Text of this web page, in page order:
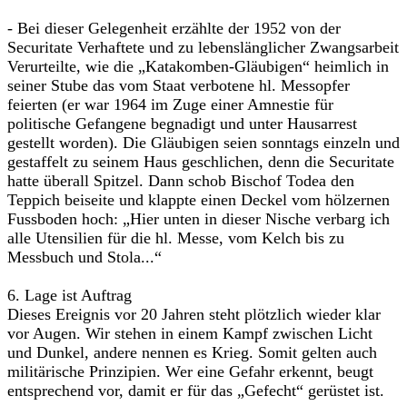
- Bei dieser Gelegenheit erzählte der 1952 von der
Securitate Verhaftete und zu lebenslänglicher Zwangsarbeit
Verurteilte, wie die „Katakomben-Gläubigen“ heimlich in
seiner Stube das vom Staat verbotene hl. Messopfer
feierten (er war 1964 im Zuge einer Amnestie für
politische Gefangene begnadigt und unter Hausarrest
gestellt worden). Die Gläubigen seien sonntags einzeln und
gestaffelt zu seinem Haus geschlichen, denn die Securitate
hatte überall Spitzel. Dann schob Bischof Todea den
Teppich beiseite und klappte einen Deckel vom hölzernen
Fussboden hoch: „Hier unten in dieser Nische verbarg ich
alle Utensilien für die hl. Messe, vom Kelch bis zu
Messbuch und Stola...“
6. Lage ist Auftrag
Dieses Ereignis vor 20 Jahren steht plötzlich wieder klar
vor Augen. Wir stehen in einem Kampf zwischen Licht
und Dunkel, andere nennen es Krieg. Somit gelten auch
militärische Prinzipien. Wer eine Gefahr erkennt, beugt
entsprechend vor, damit er für das „Gefecht“ gerüstet ist.